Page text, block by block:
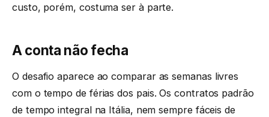
custo, porém, costuma ser à parte.
A conta não fecha
O desafio aparece ao comparar as semanas livres
com o tempo de férias dos pais. Os contratos padrão
de tempo integral na Itália, nem sempre fáceis de